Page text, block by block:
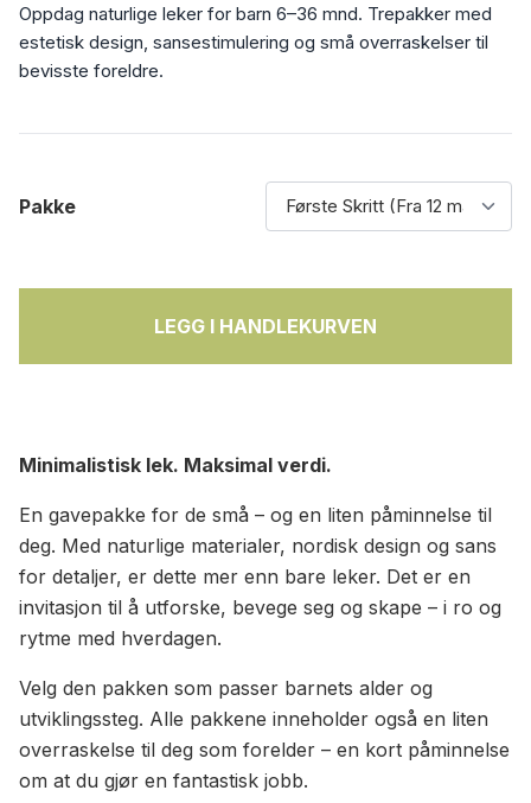
Oppdag naturlige leker for barn 6–36 mnd. Trepakker med
estetisk design, sansestimulering og små overraskelser til
bevisste foreldre.
Pakke
LEGG I HANDLEKURVEN
Minimalistisk lek. Maksimal verdi.
En gavepakke for de små – og en liten påminnelse til
deg. Med naturlige materialer, nordisk design og sans
for detaljer, er dette mer enn bare leker. Det er en
invitasjon til å utforske, bevege seg og skape – i ro og
rytme med hverdagen.
Velg den pakken som passer barnets alder og
utviklingssteg. Alle pakkene inneholder også en liten
overraskelse til deg som forelder – en kort påminnelse
om at du gjør en fantastisk jobb.